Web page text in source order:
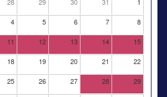
4 5 6 7 8
11 12 13 14 15
18 19 20 21 22
25 26 27 28 29